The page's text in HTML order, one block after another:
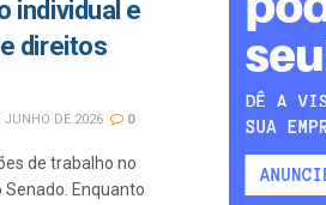
individual e
direitos
DE 2026 0
de trabalho no
Enquanto